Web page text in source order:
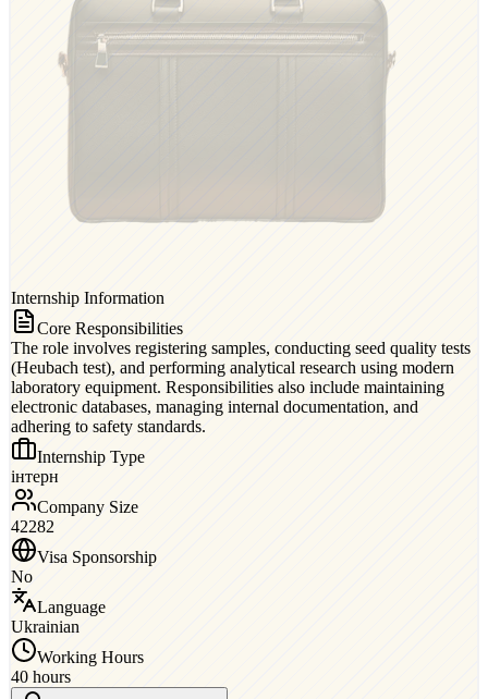
Internship Information
Core Responsibilities
The role involves registering samples, conducting seed quality tests
(Heubach test), and performing analytical research using modern
laboratory equipment. Responsibilities also include maintaining
electronic databases, managing internal documentation, and
adhering to safety standards.
Internship Type
інтерн
Company Size
42282
Visa Sponsorship
No
Language
Ukrainian
Working Hours
40 hours